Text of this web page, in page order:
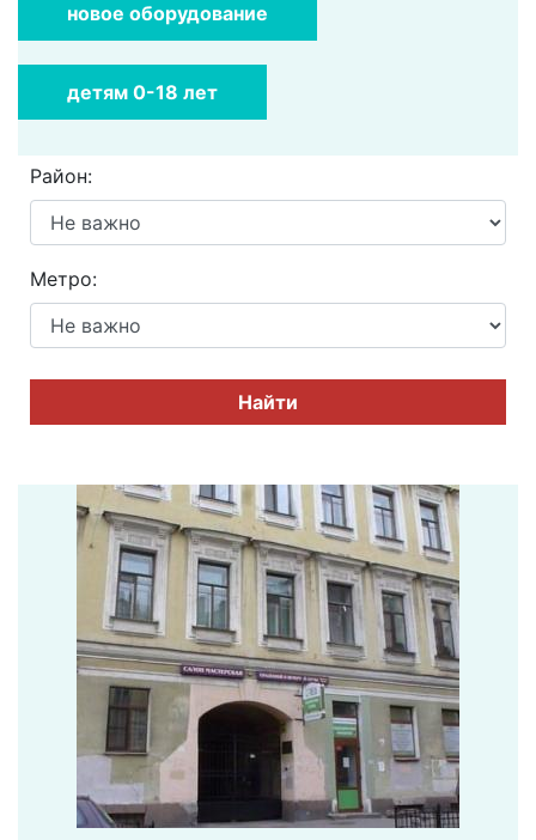
новое оборудование
детям 0-18 лет
Район:
Метро:
Найти